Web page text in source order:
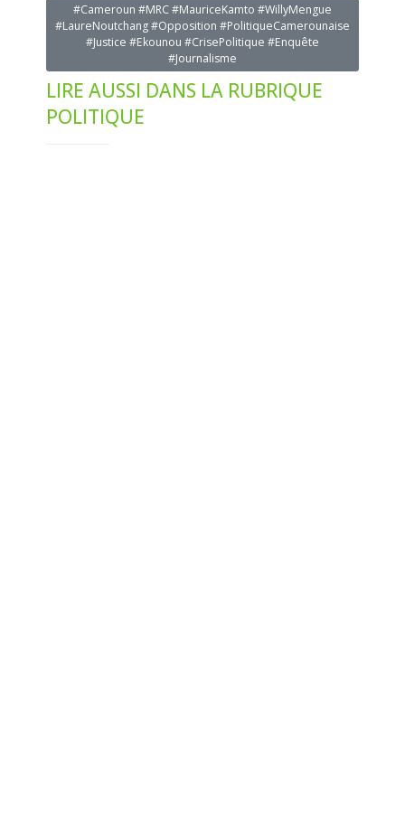
#Cameroun #MRC #MauriceKamto #WillyMengue
#LaureNoutchang #Opposition #PolitiqueCamerounaise
#Justice #Ekounou #CrisePolitique #Enquête
#Journalisme
LIRE AUSSI DANS LA RUBRIQUE
POLITIQUE